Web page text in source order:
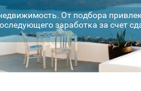
От подбора
заработка за счет